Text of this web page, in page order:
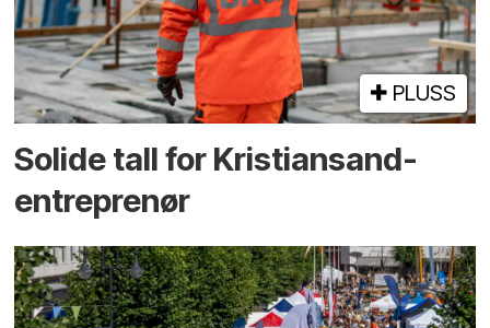
PLUSS
Solide tall for Kristiansand-
entreprenør